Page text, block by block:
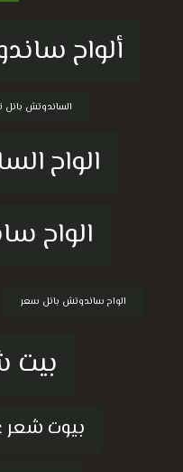
ألواح
الساندوتش بانل
الواح
الواح
الواح ساندوتش بانل سعر
بيت
بيوت